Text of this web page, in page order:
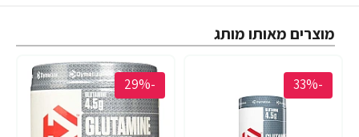
מוצרים מאותו מותג
-33%
-29%